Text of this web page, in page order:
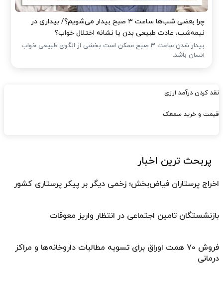
چرا بعضی شب‌ها ساعت ۳ صبح بیدار می‌شویم؟/ بیداری در
نیمه‌شب؛ عادت طبیعی بدن یا نشانه اختلال خواب؟
بیدار شدن ساعت ۳ صبح ممکن است بخشی از الگوی طبیعی خواب
انسان باشد.
نقد کردن درآمد ارزی
قیمت و خرید سمعک
پربحث ترین اخبار
اخراج پرستاران فیاض‌بخش؛ زخمی دیگر بر پیکر پرستاری کشور
بازنشستگان تامین اجتماعی در انتظار واریز معوقات
فروش ۷۰ همت اوراق برای تسویه مطالبات داروخانه‌ها و مراکز
درمانی